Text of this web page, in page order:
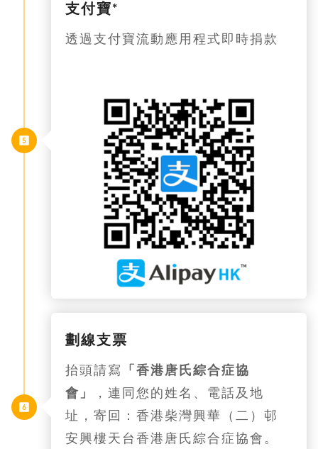
支付寶*
透過支付寶流動應用程式即時捐款
劃線支票
抬頭請寫 「香港唐氏綜合症協
會」
，連同您的姓名、電話及地
址，寄回：香港柴灣興華（二）邨
安興樓天台香港唐氏綜合症協會。